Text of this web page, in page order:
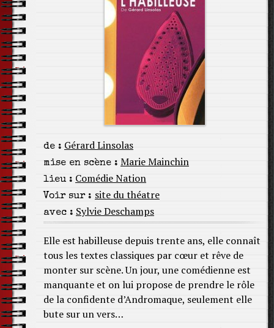
de : Gérard Linsolas
mise en scène : Marie Mainchin
lieu : Comédie Nation
Voir sur : site du théatre
avec : Sylvie Deschamps
Elle est habilleuse depuis trente ans, elle connaît
tous les textes classiques par cœur et rêve de
monter sur scène. Un jour, une comédienne est
manquante et on lui propose de prendre le rôle
de la confidente d’Andromaque, seulement elle
bute sur un vers…